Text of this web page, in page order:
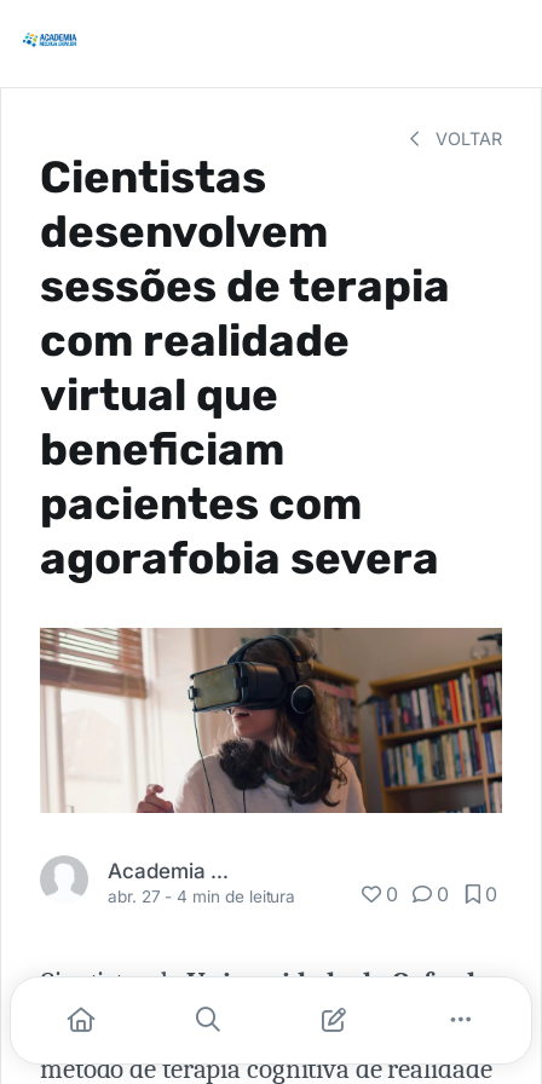
VOLTAR
Cientistas
desenvolvem
sessões de terapia
com realidade
virtual que
beneficiam
pacientes com
agorafobia severa
Academia Médica
abr. 27 -4 min de leitura 0 0 0
Cientistas daUniversidade de Oxford,
no Reino Unido, desenvolveram um
método de terapia cognitiva de realidade